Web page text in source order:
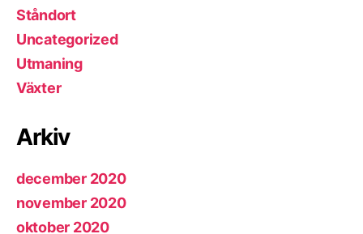
Ståndort
Uncategorized
Utmaning
Växter
Arkiv
december 2020
november 2020
oktober 2020